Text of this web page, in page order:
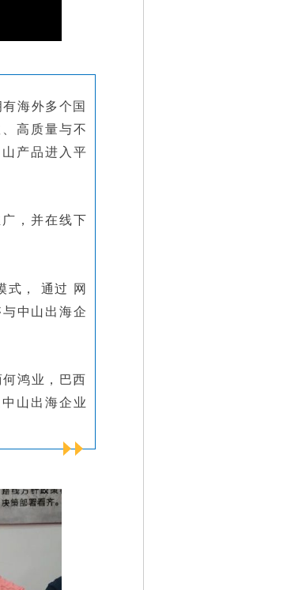
海外多个国
高质量与不
产品进入平
，并在线下
式， 通过 网
中山出海企
鸿业，巴西
山出海企业